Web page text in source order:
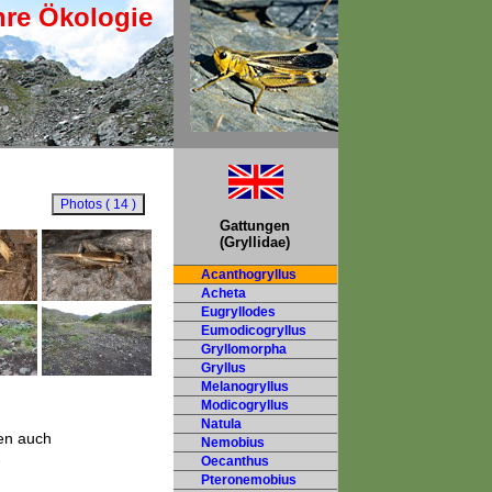
Ökologie
auch
Gattungen
(Gryllidae)
Acanthogryllus
Acheta
Eugryllodes
Eumodicogryllus
Gryllomorpha
Gryllus
Melanogryllus
Modicogryllus
Natula
Nemobius
Oecanthus
Pteronemobius